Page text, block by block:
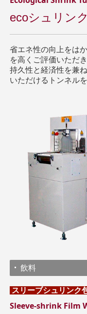
ecoシュリン
省エネ性の向上をは
を高くご評価いただき
持久性と経済性を兼
いただけるトンネル
飲料
スリーブシュリンク
Sleeve-shrink Film